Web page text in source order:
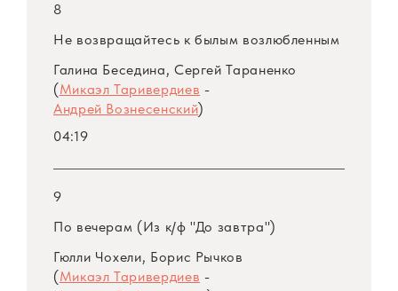
8
Не возвращайтесь к былым возлюбленным
Галина Беседина, Сергей Тараненко
(Микаэл Таривердиев -
Андрей Вознесенский)
04:19
9
По вечерам (Из к/ф "До завтра")
Гюлли Чохели, Борис Рычков
(Микаэл Таривердиев -